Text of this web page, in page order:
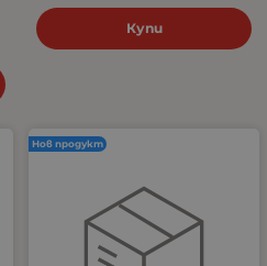
Купи
Нов продукт